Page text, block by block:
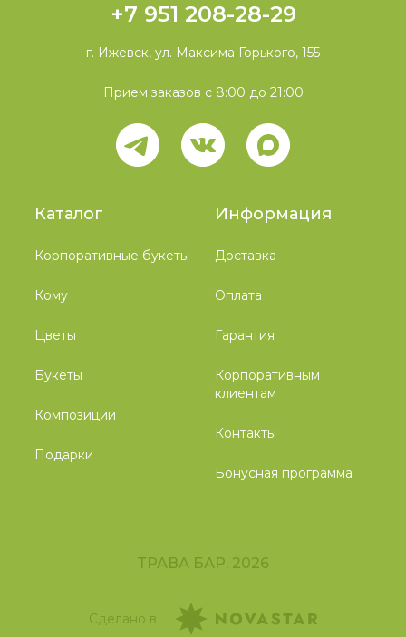
Каталог
Корпоративные букеты
Кому
Цветы
Букеты
Композиции
Подарки
Информация
Доставка
Оплата
Гарантия
Корпоративным
клиентам
Контакты
Бонусная программа
+7 951 208-28-29
г. Ижевск, ул. Максима Горького, 155
Прием заказов с 8:00 до 21:00
ТРАВА БАР, 2026
Сделано в